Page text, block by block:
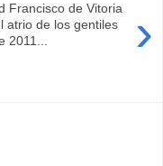
›
Francisco de Vitoria
atrio de los gentiles